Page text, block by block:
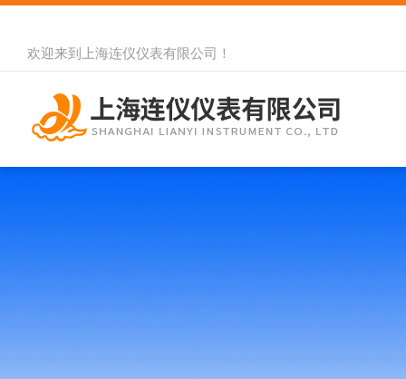
欢迎来到 上海连仪仪表有限公司 ！